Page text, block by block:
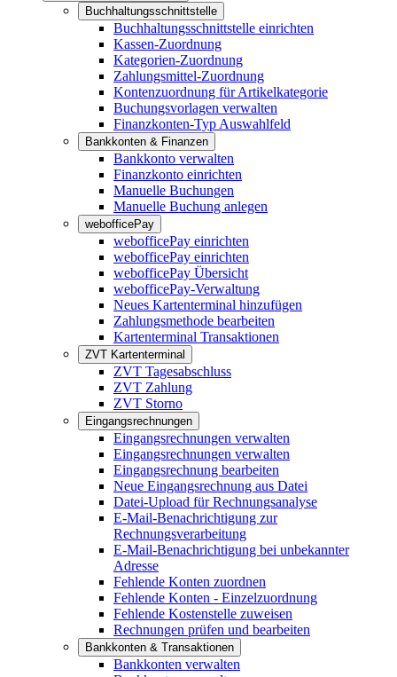
Buchhaltungsschnittstelle
Buchhaltungsschnittstelle einrichten
Kassen-Zuordnung
Kategorien-Zuordnung
Zahlungsmittel-Zuordnung
Kontenzuordnung für Artikelkategorie
Buchungsvorlagen verwalten
Finanzkonten-Typ Auswahlfeld
Bankkonten & Finanzen
Bankkonto verwalten
Finanzkonto einrichten
Manuelle Buchungen
Manuelle Buchung anlegen
webofficePay
webofficePay einrichten
webofficePay einrichten
webofficePay Übersicht
webofficePay-Verwaltung
Neues Kartenterminal hinzufügen
Zahlungsmethode bearbeiten
Kartenterminal Transaktionen
ZVT Kartenterminal
ZVT Tagesabschluss
ZVT Zahlung
ZVT Storno
Eingangsrechnungen
Eingangsrechnungen verwalten
Eingangsrechnungen verwalten
Eingangsrechnung bearbeiten
Neue Eingangsrechnung aus Datei
Datei-Upload für Rechnungsanalyse
E-Mail-Benachrichtigung zur
Rechnungsverarbeitung
E-Mail-Benachrichtigung bei unbekannter
Adresse
Fehlende Konten zuordnen
Fehlende Konten - Einzelzuordnung
Fehlende Kostenstelle zuweisen
Rechnungen prüfen und bearbeiten
Bankkonten & Transaktionen
Bankkonten verwalten